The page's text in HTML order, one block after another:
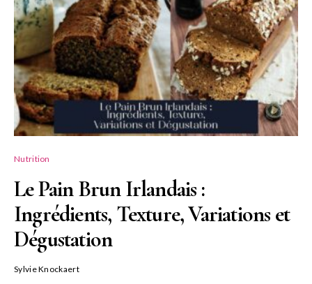
Nutrition
Le Pain Brun Irlandais :
Ingrédients, Texture, Variations et
Dégustation
Sylvie Knockaert